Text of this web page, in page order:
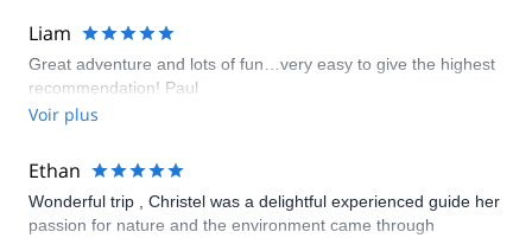
delivering so well.
Liam
Great adventure and lots of fun…very easy to give the highest
recommendation! Paul
Voir plus
Ethan
Wonderful trip , Christel was a delightful experienced guide her
passion for nature and the environment came through